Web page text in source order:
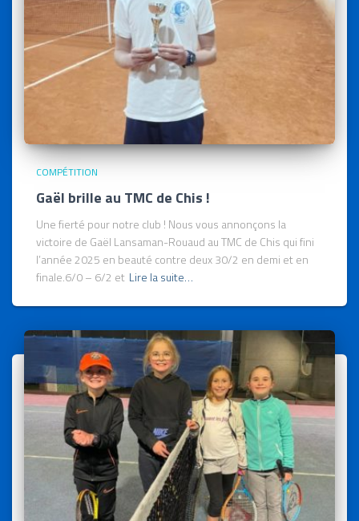
COMPÉTITION
Gaël brille au TMC de Chis !
Une fierté pour notre club ! Nous vous annonçons la
victoire de Gaël Lansaman-Rouaud au TMC de Chis qui fini
l’année 2025 en beauté contre deux 30/2 en demi et en
finale.6/0 – 6/2 et Lire la suite…